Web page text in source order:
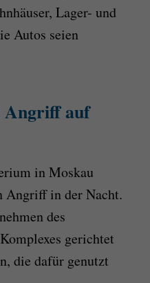
Lager- und
Autos seien
Angriff auf
in Moskau
Angriff in der Nacht.
des
gerichtet
die dafür genutzt